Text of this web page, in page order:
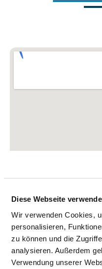
Diese Webseite
Wir verwenden Cookies,
personalisieren,
zu können und die
analysieren. Außerdem
Verwendung unserer
Lerchenfeld 1
06869 Coswig (Anhalt)